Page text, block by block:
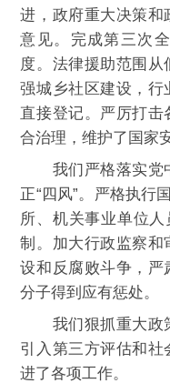
进，政府重大决策和
意见。完成第三次
度。法律援助范围
强城乡社区建设，行
直接登记。严厉打
合治理，维护了国家
我们严格落实党
正“四风”。严格执行
所、机关事业单位人
制。加大行政监察和
设和反腐败斗争，严
分子得到应有惩处。
我们狠抓重大政策
引入第三方评估和社
进了各项工作。